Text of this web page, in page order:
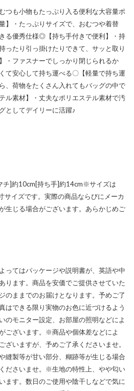
つも小物もたっぷり入る便利な大容量ポ
】・たっぷりサイズで、おむつや着替
る優秀仕様◎【持ち手付きで便利】・持
ったり引っ掛けたりできて、サッと取り
・ファスナーでしっかり閉じられるか
て安心して持ち運べる〇【軽量で持ち運
、荷物をたくさん入れてもバッグの中で
ル素材】・丈夫なポリエステル素材で汚
としてデイリーに活躍♪
チ]約10cm[持ち手]約14cm※サイズは
サイズです。実際の商品ならびにメーカ
生じる場合がございます。あらかじめご
ってはパッケージや説明書が、英語や中
ります。商品を安価でご提供させていた
のままでのお届けとなります。予めご了
できる限り実物のお色に近づけるよう
のモニター設定、お部屋の照明などによ
ございます。※商品や個体差などによ
ざいますが、予めご了承くださいませ。
縫製等が甘い部分、糊跡等が生じる場合
ださいませ。※生地の特性上、やや匂い
ます。数日のご使用や陰干しなどで気に